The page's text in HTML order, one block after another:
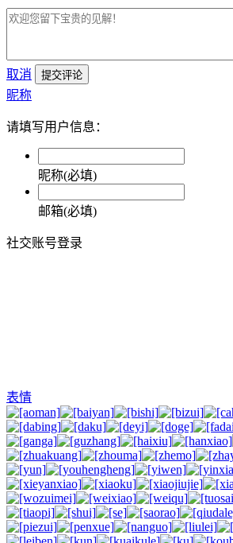
取消 提交评论
昵称
请填写用户信息：
昵称(必填)
邮箱(必填)
社交账号登录
表情